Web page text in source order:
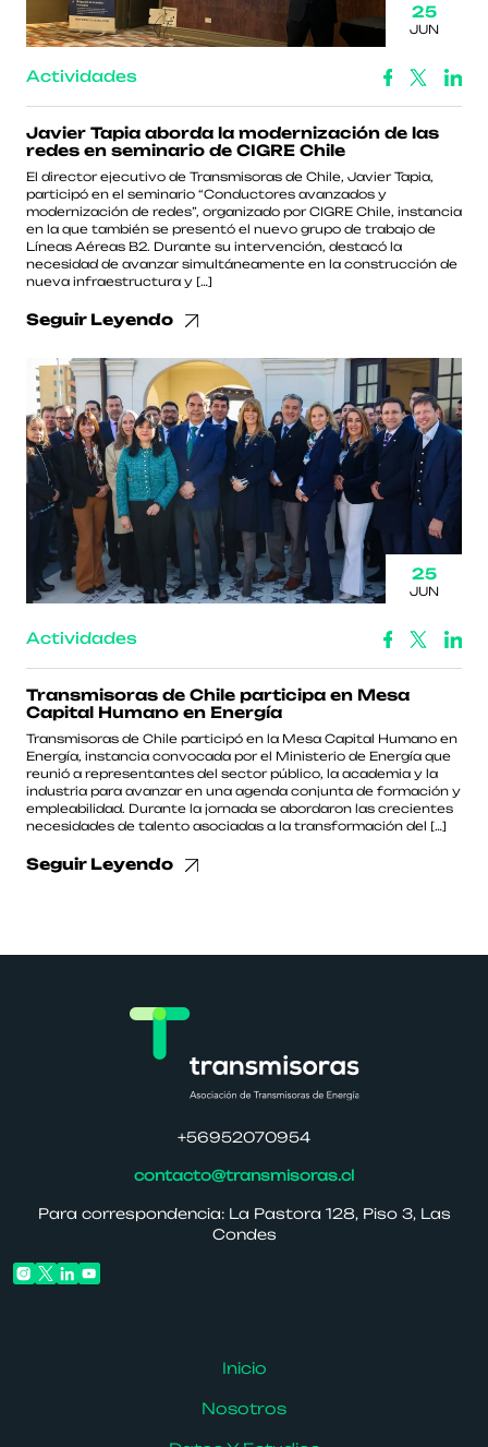
25
JUN
Actividades
Javier Tapia aborda la modernización de las
redes en seminario de CIGRE Chile
El director ejecutivo de Transmisoras de Chile, Javier Tapia,
participó en el seminario “Conductores avanzados y
modernización de redes”, organizado por CIGRE Chile, instancia
en la que también se presentó el nuevo grupo de trabajo de
Líneas Aéreas B2. Durante su intervención, destacó la
necesidad de avanzar simultáneamente en la construcción de
nueva infraestructura y […]
Seguir Leyendo
25
JUN
Actividades
Transmisoras de Chile participa en Mesa
Capital Humano en Energía
Transmisoras de Chile participó en la Mesa Capital Humano en
Energía, instancia convocada por el Ministerio de Energía que
reunió a representantes del sector público, la academia y la
industria para avanzar en una agenda conjunta de formación y
empleabilidad. Durante la jornada se abordaron las crecientes
necesidades de talento asociadas a la transformación del […]
Seguir Leyendo
+56952070954
contacto@transmisoras.cl
Para correspondencia: La Pastora 128, Piso 3, Las
Condes
Inicio
Nosotros